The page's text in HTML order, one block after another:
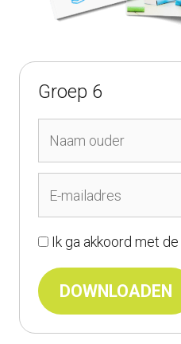
Groep 6
Ik ga akkoord met de